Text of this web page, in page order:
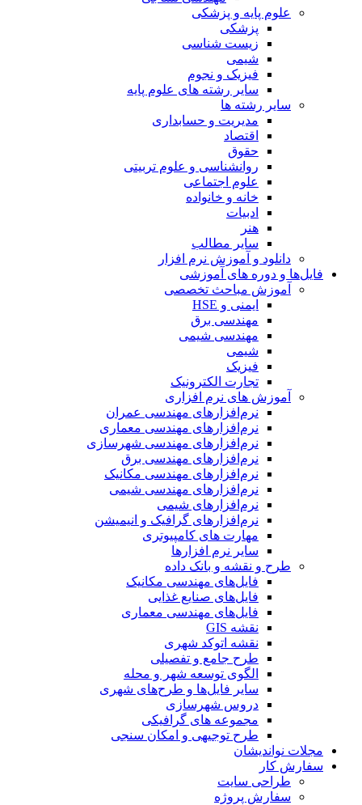
علوم پایه و پزشکی
پزشکی
زیست شناسی
شیمی
فیزیک و نجوم
سایر رشته های علوم پایه
سایر رشته ها
مدیریت و حسابداری
اقتصاد
حقوق
روانشناسی و علوم تربیتی
علوم اجتماعی
خانه و خانواده
ادبیات
هنر
سایر مطالب
دانلود و آموزش نرم افزار
فایل‌ها و دوره های آموزشی
آموزش مباحث تخصصی
ایمنی و HSE
مهندسی برق
مهندسی شیمی
شیمی
فیزیک
تجارت الکترونیک
آموزش های نرم افزاری
نرم‌افزارهای مهندسی عمران
نرم‌افزارهای مهندسی معماری
نرم‌افزارهای مهندسی شهرسازی
نرم‌افزارهای مهندسی برق
نرم‌افزارهای مهندسی مکانیک
نرم‌افزارهای مهندسی شیمی
نرم‌افزارهای شیمی
نرم‌افزارهای گرافیک و انیمیشن
مهارت های کامپیوتری
سایر نرم افزارها
طرح و نقشه و بانک داده
فایل‌های مهندسی مکانیک
فایل‌های صنایع غذایی
فایل‌های مهندسی معماری
نقشه GIS
نقشه اتوکد شهری
طرح جامع و تفصیلی
الگوی توسعه شهر و محله
سایر فایل‌ها و طرح‌های شهری
دروس شهرسازی
مجموعه های گرافیکی
طرح توجیهی و امکان سنجی
مجلات نواندیشان
سفارش کار
طراحی سایت
سفارش پروژه